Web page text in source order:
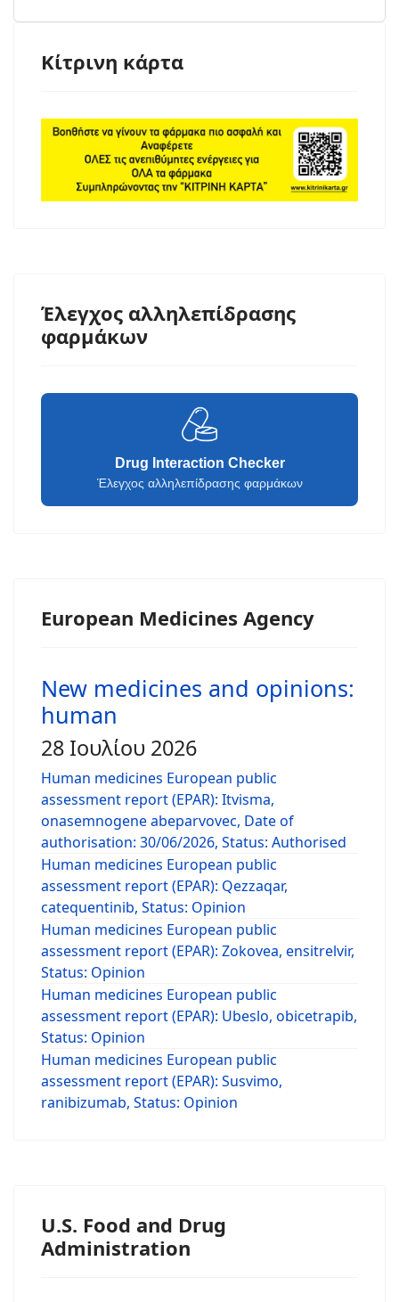
Κίτρινη κάρτα
Έλεγχος αλληλεπίδρασης
φαρμάκων
Drug Interaction Checker
Έλεγχος αλληλεπίδρασης φαρμάκων
European Medicines Agency
New medicines and opinions:
human
28 Ιουλίου 2026
Human medicines European public
assessment report (EPAR): Itvisma,
onasemnogene abeparvovec, Date of
authorisation: 30/06/2026, Status: Authorised
Human medicines European public
assessment report (EPAR): Qezzaqar,
catequentinib, Status: Opinion
Human medicines European public
assessment report (EPAR): Zokovea, ensitrelvir,
Status: Opinion
Human medicines European public
assessment report (EPAR): Ubeslo, obicetrapib,
Status: Opinion
Human medicines European public
assessment report (EPAR): Susvimo,
ranibizumab, Status: Opinion
U.S. Food and Drug
Administration